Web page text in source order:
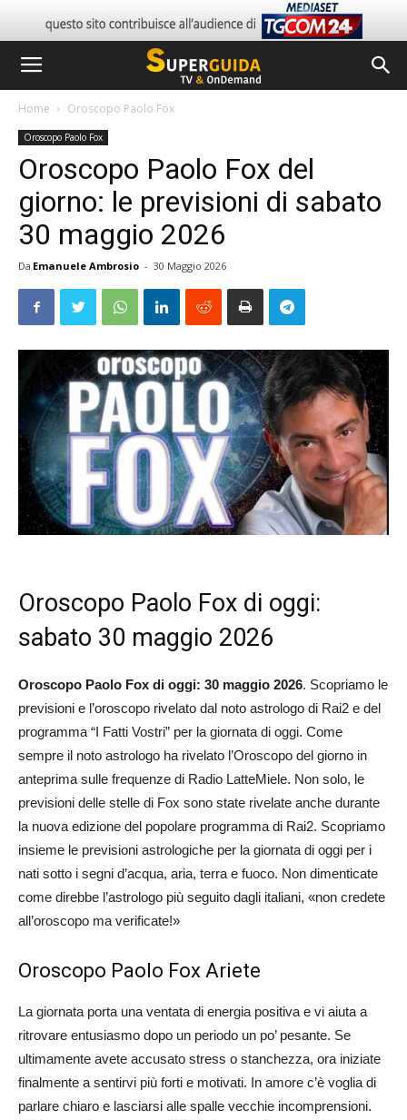
Home Oroscopo Paolo Fox
Oroscopo Paolo Fox
Oroscopo Paolo Fox del
giorno: le previsioni di sabato
30 maggio 2026
Da Emanuele Ambrosio - 30 Maggio 2026
Oroscopo Paolo Fox di oggi:
sabato 30 maggio 2026
Oroscopo Paolo Fox di oggi: 30 maggio 2026. Scopriamo le
previsioni e l’oroscopo rivelato dal noto astrologo di Rai2 e del
programma “I Fatti Vostri” per la giornata di oggi. Come
sempre il noto astrologo ha rivelato l’Oroscopo del giorno in
anteprima sulle frequenze di Radio LatteMiele. Non solo, le
previsioni delle stelle di Fox sono state rivelate anche durante
la nuova edizione del popolare programma di Rai2. Scopriamo
insieme le previsioni astrologiche per la giornata di oggi per i
nati sotto i segni d’acqua, aria, terra e fuoco. Non dimenticate
come direbbe l’astrologo più seguito dagli italiani, «non credete
all’oroscopo ma verificate!»
Oroscopo Paolo Fox Ariete
La giornata porta una ventata di energia positiva e vi aiuta a
ritrovare entusiasmo dopo un periodo un po’ pesante. Se
ultimamente avete accusato stress o stanchezza, ora iniziate
finalmente a sentirvi più forti e motivati. In amore c’è voglia di
parlare chiaro e lasciarsi alle spalle vecchie incomprensioni.